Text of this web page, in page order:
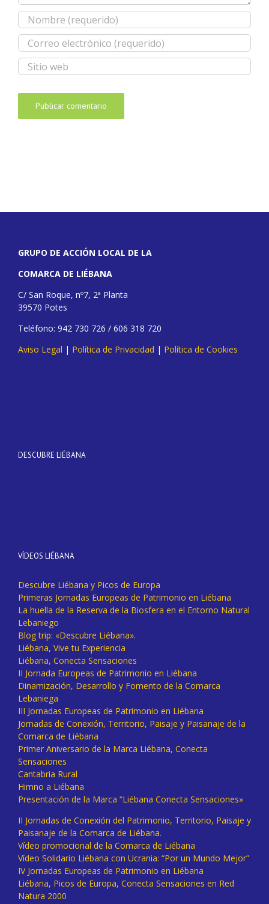
GRUPO DE ACCIÓN LOCAL DE LA
COMARCA DE LIÉBANA
C/ San Roque, nº7, 2ª Planta
39570 Potes
Teléfono: 942 730 726 / 606 318 720
Aviso Legal | Política de Privacidad | Política de Cookies
DESCUBRE LIÉBANA
VÍDEOS LIÉBANA
Descubre Liébana y Picos de Europa
Primeras Jornadas Europeas de Patrimonio en Liébana
La huella de la Reserva de la Biosfera en el Entorno Natural
Lebaniego
Blog trip: «Descubre Liébana».
Liébana, Vive tu Experiencia
Liébana, Conecta Sensaciones
II Jornada Europeas de Patrimonio en Liébana
Dinamización, Desarrollo y Fomento de la Comarca
Lebaniega
III Jornadas Europeas de Patrimonio en Liébana
Jornadas de Conexión, Territorio, Paisaje y Paisanaje de la
Comarca de Liébana
Primer Aniversario de la Marca Liébana, Conecta
Sensaciones
Cantabria Rural
Himno a Liébana
Presentación de la Marca “Liébana Conecta Sensaciones»
II Jornadas de Conexión del Patrimonio, Territorio, Paisaje y
Paisanaje de la Comarca de Liébana.
Vídeo promocional de la Comarca de Liébana
Vídeo Solidario Liébana con Ucrania: “Por un Mundo Mejor”
IV Jornadas Europeas de Patrimonio en Liébana
Liébana, Picos de Europa, Conecta Sensaciones en Red
Natura 2000